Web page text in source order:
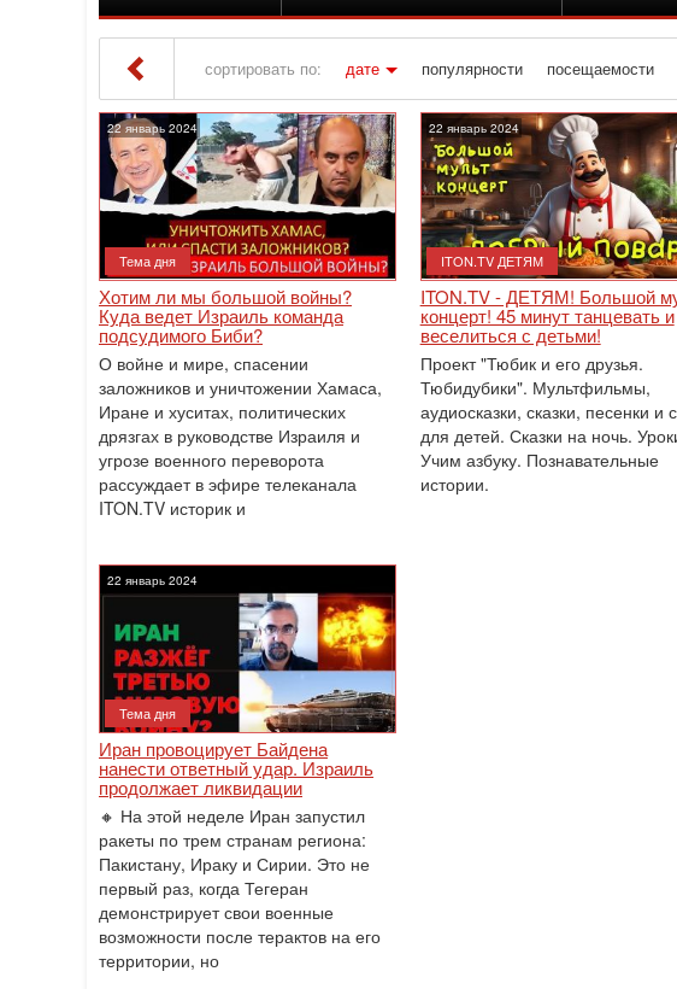
сортировать по: дате популярности посещаемости
Iton TV » Материалы за 22.01.2024
22 январь 2024
Тема дня
Хотим ли мы большой войны?
Куда ведет Израиль команда
подсудимого Биби?
О войне и мире, спасении
заложников и уничтожении Хамаса,
Иране и хуситах, политических
дрязгах в руководстве Израиля и
угрозе военного переворота
рассуждает в эфире телеканала
ITON.TV историк и
22 январь 2024
ITON.TV ДЕТЯМ
ITON.TV - ДЕТЯМ! Большой
концерт! 45 минут танцевать и
веселиться с детьми!
Проект "Тюбик и его друзья.
Тюбидубики". Мультфильмы,
аудиосказки, сказки, песенки и
для детей. Сказки на ночь.
Учим азбуку. Познавательные
истории.
22 январь 2024
Тема дня
Иран провоцирует Байдена
нанести ответный удар. Израиль
продолжает ликвидации
🔸 На этой неделе Иран запустил
ракеты по трем странам региона:
Пакистану, Ираку и Сирии. Это не
первый раз, когда Тегеран
демонстрирует свои военные
возможности после терактов на его
территории, но